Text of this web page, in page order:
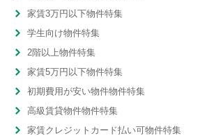
家賃3万円以下物件特集
学生向け物件特集
2階以上物件特集
家賃5万円以下物件特集
初期費用が安い物件物件特集
高級賃貸物件物件特集
家賃クレジットカード払い可物件特集